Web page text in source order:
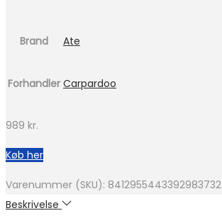
Brand Ate
Forhandler Carpardoo
989 kr.
Køb her
Varenummer (SKU): 8412955443392983732
Beskrivelse